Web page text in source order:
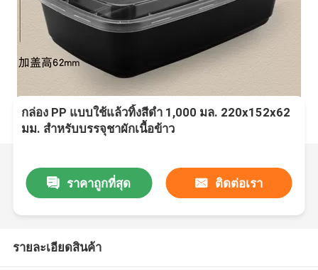
กล่อง PP แบบใช้แล้วทิ้งสีดำ 1,000 มล. 220x152x62
มม. สำหรับบรรจุชาผักเนื้อข้าว
ราคาถูกที่สุด ติดต่อเรา
รายละเอียดสินค้า